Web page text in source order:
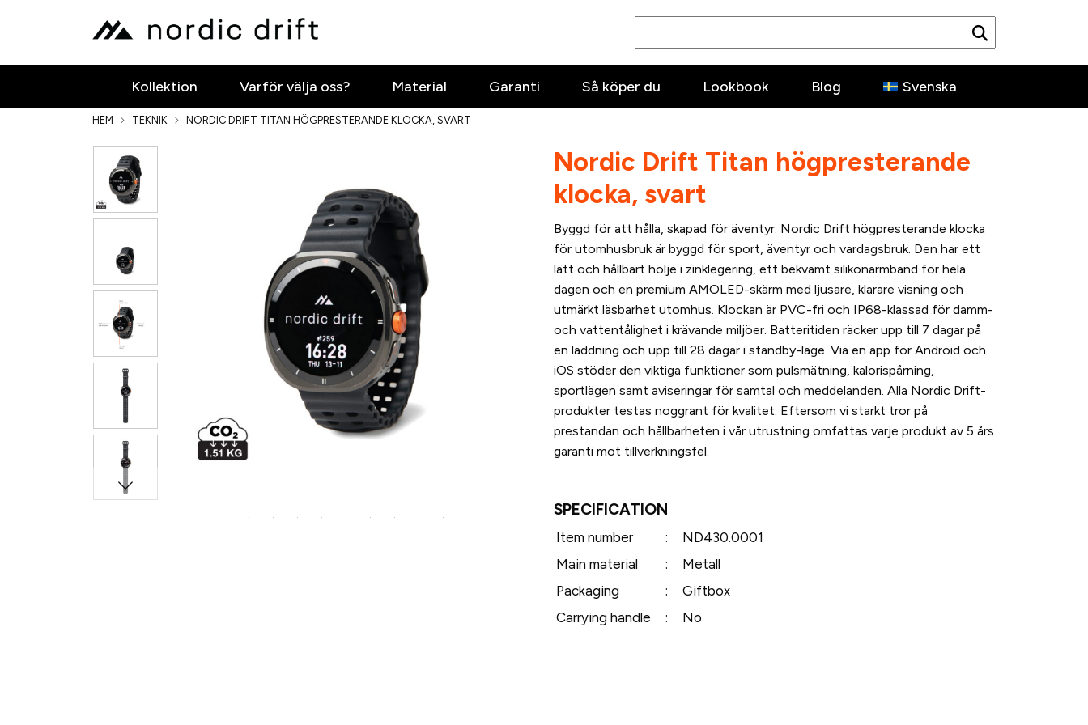
Kollektion Varför välja oss? Material Garanti Så köper du Lookbook Blog Svenska
HEM TEKNIK NORDIC DRIFT TITAN HÖGPRESTERANDE KLOCKA, SVART
Nordic Drift Titan högpresterande
klocka, svart
Byggd för att hålla, skapad för äventyr. Nordic Drift högpresterande klocka
för utomhusbruk är byggd för sport, äventyr och vardagsbruk. Den har ett
lätt och hållbart hölje i zinklegering, ett bekvämt silikonarmband för hela
dagen och en premium AMOLED-skärm med ljusare, klarare visning och
utmärkt läsbarhet utomhus. Klockan är PVC-fri och IP68-klassad för damm-
och vattentålighet i krävande miljöer. Batteritiden räcker upp till 7 dagar på
en laddning och upp till 28 dagar i standby-läge. Via en app för Android och
iOS stöder den viktiga funktioner som pulsmätning, kalorispårning,
sportlägen samt aviseringar för samtal och meddelanden. Alla Nordic Drift-
produkter testas noggrant för kvalitet. Eftersom vi starkt tror på
prestandan och hållbarheten i vår utrustning omfattas varje produkt av 5 års
garanti mot tillverkningsfel.
SPECIFICATION
Item number :
ND430.0001
Main material
:
Metall
Packaging
:
Giftbox
Carrying handle
: No